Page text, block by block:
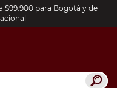
$99.900 para Bogotá y de